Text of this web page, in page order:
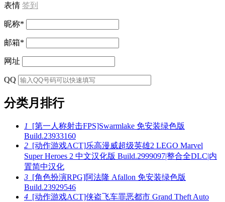
表情 签到
昵称*
邮箱*
网址
QQ
分类月排行
1
[第一人称射击FPS]Swarmlake 免安装绿色版
Build.23933160
2 [动作游戏ACT]乐高漫威超级英雄2 LEGO Marvel
Super Heroes 2 中文汉化版 Build.2999097|整合全DLC|内
置简中汉化
3 [角色扮演RPG]阿法隆 Afallon 免安装绿色版
Build.23929546
4 [动作游戏ACT]侠盗飞车罪恶都市 Grand Theft Auto